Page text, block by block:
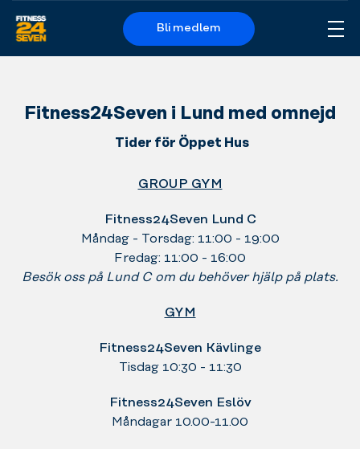
Logo
Bli medlem
Fitness24Seven i Lund med omnejd
Tider för Öppet Hus
GROUP GYM
Fitness24Seven Lund C
Måndag - Torsdag: 11:00 - 19:00
Fredag: 11:00 - 16:00
Besök oss på Lund C om du behöver hjälp på plats.
GYM
Fitness24Seven Kävlinge
Tisdag 10:30 - 11:30
Fitness24Seven Eslöv
Måndagar 10.00-11.00